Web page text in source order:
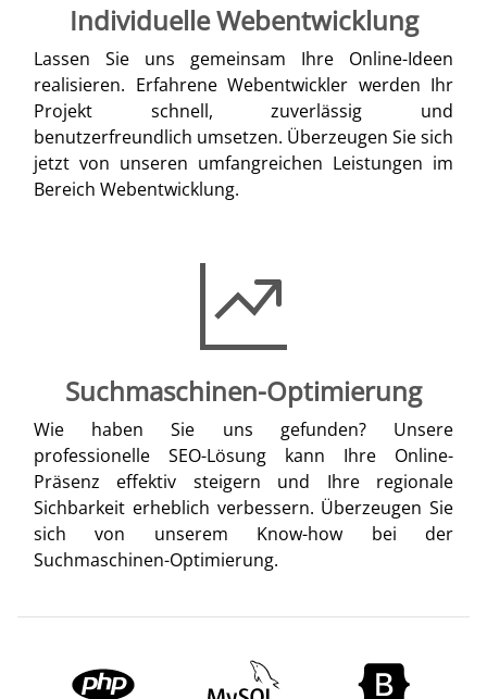
Individuelle Webentwicklung
Lassen Sie uns gemeinsam Ihre Online-Ideen
realisieren. Erfahrene Webentwickler werden Ihr
Projekt schnell, zuverlässig und
benutzerfreundlich umsetzen. Überzeugen Sie sich
jetzt von unseren umfangreichen Leistungen im
Bereich Webentwicklung.
Suchmaschinen-Optimierung
Wie haben Sie uns gefunden? Unsere
professionelle SEO-Lösung kann Ihre Online-
Präsenz effektiv steigern und Ihre regionale
Sichbarkeit erheblich verbessern. Überzeugen Sie
sich von unserem Know-how bei der
Suchmaschinen-Optimierung.